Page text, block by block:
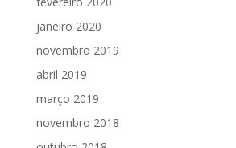
janeiro 2020
novembro 2019
abril 2019
março 2019
novembro 2018